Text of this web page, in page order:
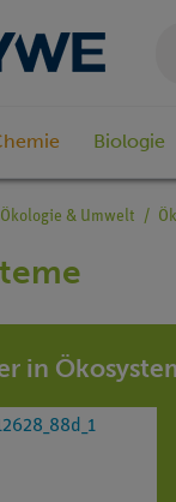
Biologie
Ökologie & Umwelt
in